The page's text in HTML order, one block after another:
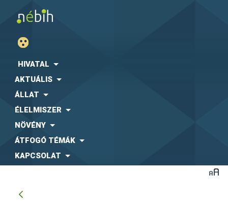
HIVATAL
AKTUÁLIS
ÁLLAT
ÉLELMISZER
NÖVÉNY
ÁTFOGÓ TÉMÁK
KAPCSOLAT